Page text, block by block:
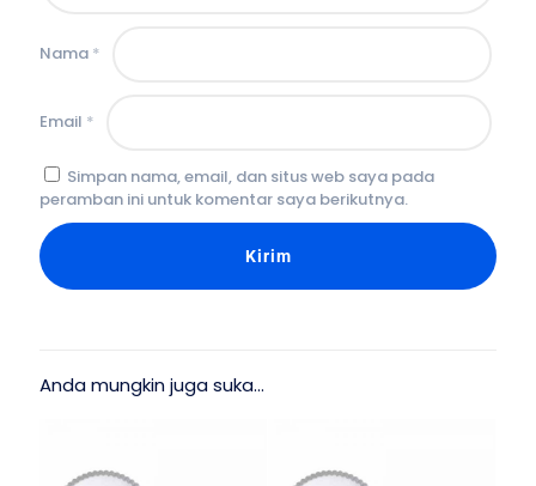
Nama *
Email *
Simpan nama, email, dan situs web saya pada
peramban ini untuk komentar saya berikutnya.
Anda mungkin juga suka…